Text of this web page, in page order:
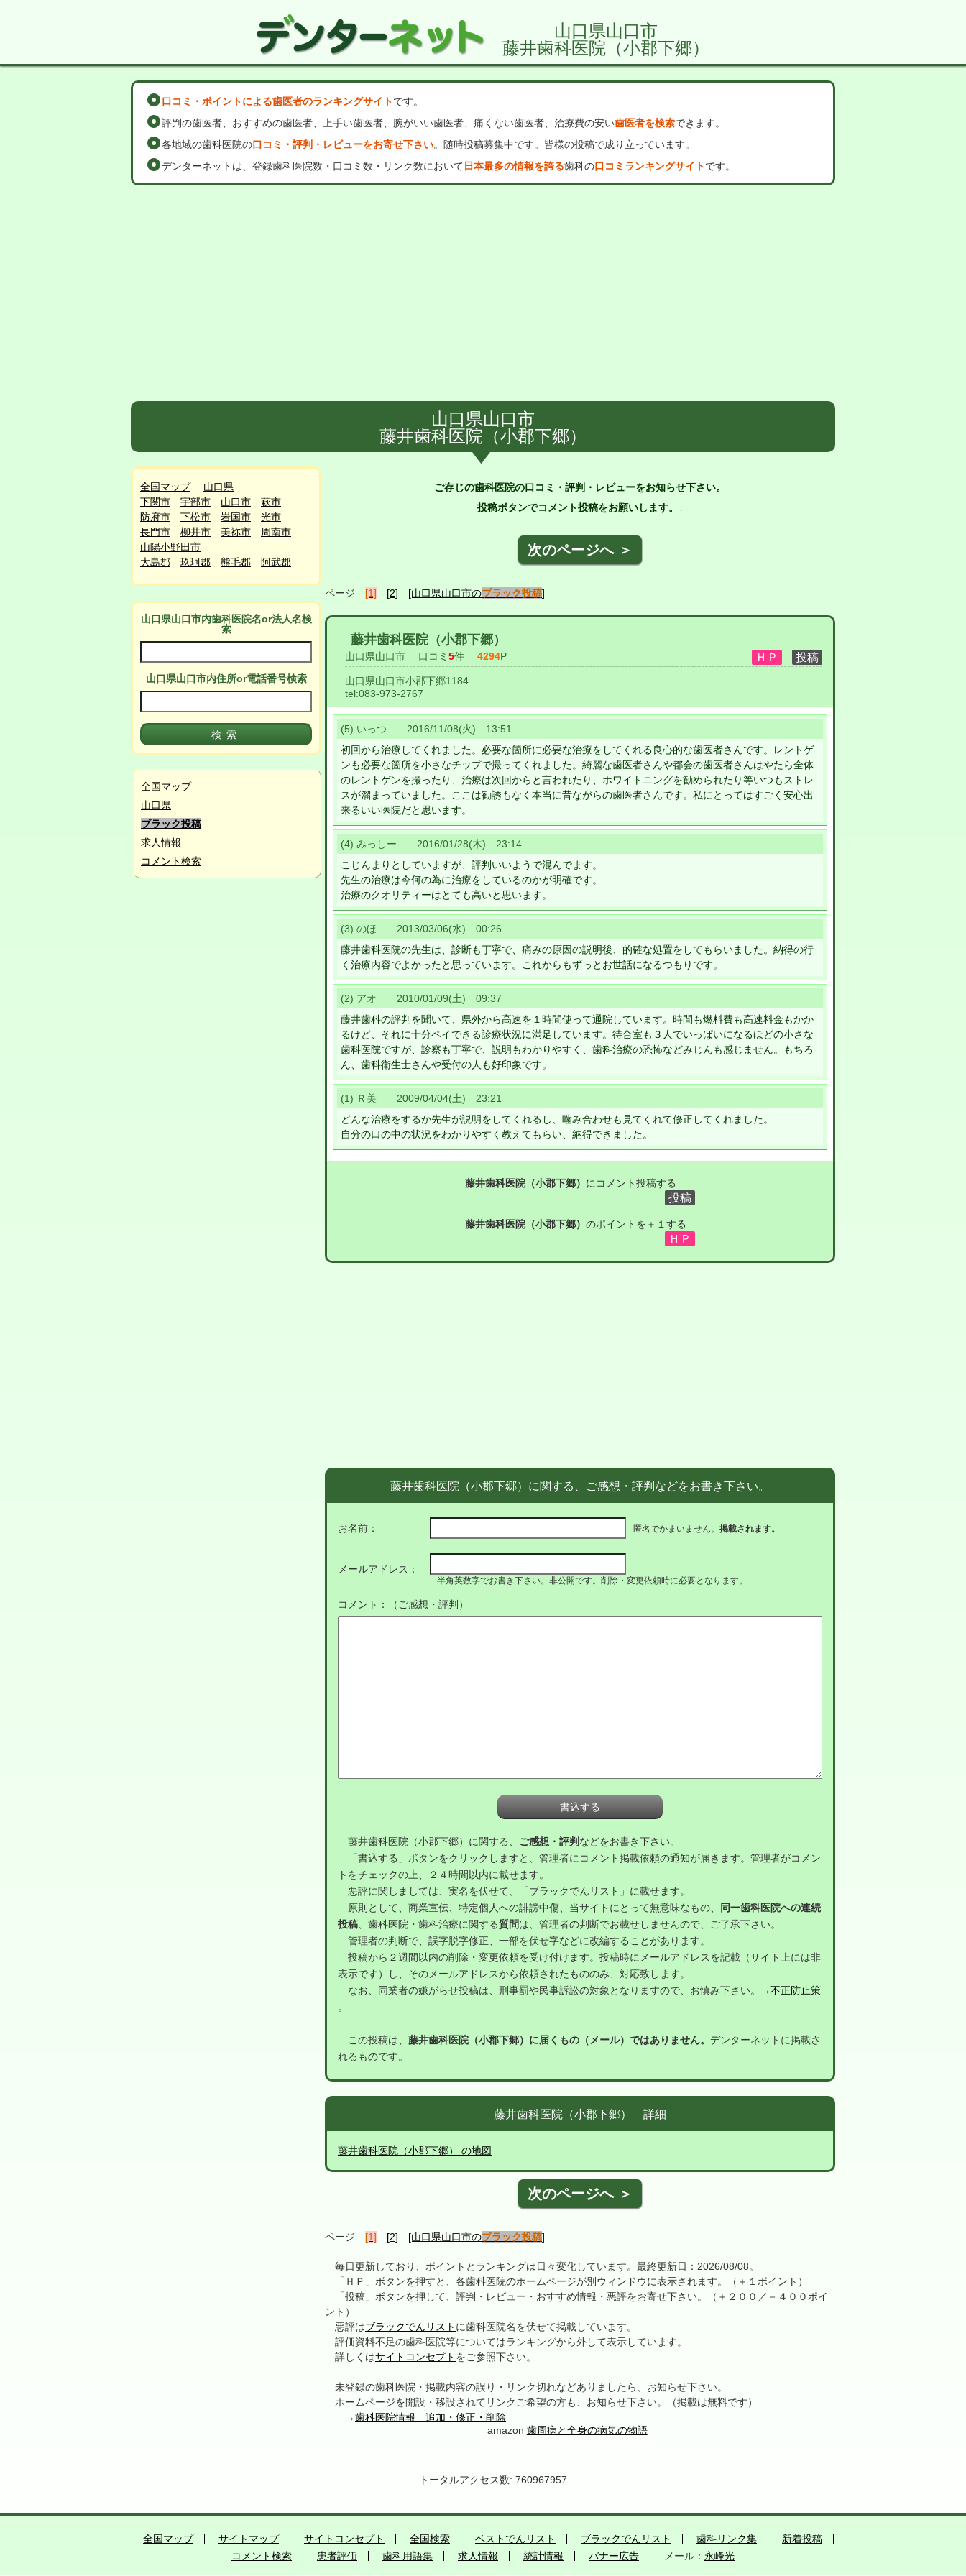
山口県山口市
藤井歯科医院（小郡下郷）
口コミ・ポイントによる歯医者のランキングサイトです。
評判の歯医者、おすすめの歯医者、上手い歯医者、腕がいい歯医者、痛くない歯医者、治療費の安い歯医者を検索できます。
各地域の歯科医院の口コミ・評判・レビューをお寄せ下さい。随時投稿募集中です。皆様の投稿で成り立っています。
デンターネットは、登録歯科医院数・口コミ数・リンク数において 日本最多の情報を誇る歯科の口コミランキングサイトです。
山口県山口市
藤井歯科医院（小郡下郷）
全国マップ
山口県
下関市
宇部市 山口市
萩市
防府市
下松市 岩国市
光市
長門市
柳井市 美祢市
周南市
山陽小野田市
大島郡
玖珂郡 熊毛郡 阿武郡
山口県山口市内歯科医院名or法人名検
索
山口県山口市内住所or電話番号検索
全国マップ
山口県
ブラック投稿
求人情報
コメント検索
ご存じの歯科医院の口コミ・評判・レビューをお知らせ下さい。
投稿ボタンでコメント投稿をお願いします。↓
次のページへ ＞
ページ [1] [2] [山口県山口市のブラック投稿]
藤井歯科医院（小郡下郷）
山口県山口市 口コミ 5件 4294P
山口県山口市小郡下郷1184
tel:083-973-2767
(5) いっつ 2016/11/08(火) 13:51
初回から治療してくれました。必要な箇所に必要な治療をしてくれる良心的な歯医者さんです。レントゲ
ンも必要な箇所を小さなチップで撮ってくれました。綺麗な歯医者さんや都会の歯医者さんはやたら全体
のレントゲンを撮ったり、治療は次回からと言われたり、ホワイトニングを勧められたり等いつもストレ
スが溜まっていました。ここは勧誘もなく本当に昔ながらの歯医者さんです。私にとってはすごく安心出
来るいい医院だと思います。
(4) みっしー 2016/01/28(木) 23:14
こじんまりとしていますが、評判いいようで混んでます。
先生の治療は今何の為に治療をしているのかが明確です。
治療のクオリティーはとても高いと思います。
(3) のほ 2013/03/06(水) 00:26
藤井歯科医院の先生は、診断も丁寧で、痛みの原因の説明後、的確な処置をしてもらいました。納得の行
く治療内容でよかったと思っています。これからもずっとお世話になるつもりです。
(2) アオ 2010/01/09(土) 09:37
藤井歯科の評判を聞いて、県外から高速を１時間使って通院しています。時間も燃料費も高速料金もかか
るけど、それに十分ペイできる診療状況に満足しています。待合室も３人でいっぱいになるほどの小さな
歯科医院ですが、診察も丁寧で、説明もわかりやすく、歯科治療の恐怖などみじんも感じません。もちろ
ん、歯科衛生士さんや受付の人も好印象です。
(1) Ｒ美 2009/04/04(土) 23:21
どんな治療をするか先生が説明をしてくれるし、噛み合わせも見てくれて修正してくれました。
自分の口の中の状況をわかりやすく教えてもらい、納得できました。
藤井歯科医院（小郡下郷） にコメント投稿する
藤井歯科医院（小郡下郷） のポイントを＋１する
藤井歯科医院（小郡下郷）に関する、ご感想・評判などをお書き下さい。
お名前： 匿名でかまいません。 掲載されます。
メールアドレス：
半角英数字でお書き下さい。非公開です。削除・変更依頼時に必要となります。
コメント：（ご感想・評判）
藤井歯科医院（小郡下郷）に関する、 ご感想・評判 などをお書き下さい。
「書込する」ボタンをクリックしますと、管理者にコメント掲載依頼の通知が届きます。管理者がコメン
トをチェックの上、２４時間以内に載せます。
悪評に関しましては、実名を伏せて、「ブラックでんリスト」に載せます。
原則として、商業宣伝、特定個人への誹謗中傷、当サイトにとって無意味なもの、
同一歯科医院への連続
投稿 、歯科医院・歯科治療に関する質問は、管理者の判断でお載せしませんので、ご了承下さい。
管理者の判断で、誤字脱字修正、一部を伏せ字などに改編することがあります。
投稿から２週間以内の削除・変更依頼を受け付けます。投稿時にメールアドレスを記載（サイト上には非
表示です）し、そのメールアドレスから依頼されたもののみ、対応致します。
なお、同業者の嫌がらせ投稿は、刑事罰や民事訴訟の対象となりますので、お慎み下さい。→不正防止策
。
この投稿は、 藤井歯科医院（小郡下郷）に届くもの（メール）ではありません。 デンターネットに掲載さ
れるものです。
藤井歯科医院（小郡下郷） 詳細
藤井歯科医院（小郡下郷） の地図
次のページへ ＞
ページ [1] [2] [山口県山口市のブラック投稿]
毎日更新しており、ポイントとランキングは日々変化しています。最終更新日：2026/08/08。
「ＨＰ」ボタンを押すと、各歯科医院のホームページが別ウィンドウに表示されます。（＋１ポイント）
「投稿」ボタンを押して、評判・レビュー・おすすめ情報・悪評をお寄せ下さい。（＋２００／－４００ポイ
ント）
悪評はブラックでんリスト に歯科医院名を伏せて掲載しています。
評価資料不足の歯科医院等についてはランキングから外して表示しています。
詳しくはサイトコンセプト をご参照下さい。
未登録の歯科医院・掲載内容の誤り・リンク切れなどありましたら、お知らせ下さい。
ホームページを開設・移設されてリンクご希望の方も、お知らせ下さい。（掲載は無料です）
→歯科医院情報 追加・修正・削除
amazon 歯周病と全身の病気の物語
トータルアクセス数: 760967957
全国マップ サイトマップ サイトコンセプト 全国検索 ベストでんリスト ブラックでんリスト 歯科リンク集
新着投稿
コメント検索
患者評価 歯科用語集 求人情報 統計情報 バナー広告 メール： 永峰光